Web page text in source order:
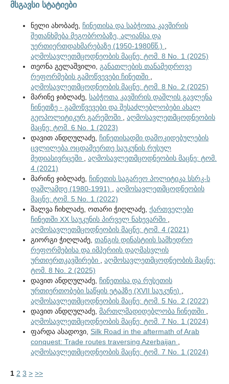
მსგავსი სტატიები
ნელი ახობაძე, ჩინეთისა და საბჭოთა კავშირის
შეთანხმება მეგობრობაზე, ალიანსა და
უერთიერთდახმარებაზე (1950-1980წწ.)
აღმოსავლეთმცოდნეობის მაცნე: ტომ. 8 No. 1 (2025)
თეონა გელაშვილი, განათლების თანამედროვე
რეფორმების გამოწვევები ჩინეთში
აღმოსავლეთმცოდნეობის მაცნე: ტომ. 8 No. 2 (2025)
მარინე ჯიბლაძე, საბჭოთა კავშირის დაშლის გავლენა
ჩინეთზე - გამოწვევები და შესაძლებლობები ახალ
გეოპოლიტიკურ გარემოში
აღმოსავლეთმცოდნეობის
მაცნე: ტომ. 6 No. 1 (2023)
დავით ანდღულაძე, ჩინეთისადმი დამოკიდებულების
ცვლილება ოცდამეერთე საუკუნის რუსულ
მედიასივრცეში
აღმოსავლეთმცოდნეობის მაცნე: ტომ.
4 (2021)
მარინე ჯიბლაძე, ჩინეთის საგარეო პოლიტიკა სსრკ-ს
დაშლამდე (1980-1991)
აღმოსავლეთმცოდნეობის
მაცნე: ტომ. 5 No. 1 (2022)
შალვა ჩიხლაძე, ოთარი ჭიღლაძე, ქართველები
ჩინეთში XX საუკუნის პირველ ნახევარში
აღმოსავლეთმცოდნეობის მაცნე: ტომ. 4 (2021)
გიორგი ჭიღლაძე, თანგის დინასტიის სამხედრო
რეფორმებისა და იმპერიის დაღმასვლის
ურთიერთკავშირები
აღმოსავლეთმცოდნეობის მაცნე:
ტომ. 8 No. 2 (2025)
დავით ანდღულაძე, ჩინეთისა და რუსეთის
ურთიერთობები საწყის ეტაპზე (XVII საუკუნე)
აღმოსავლეთმცოდნეობის მაცნე: ტომ. 5 No. 2 (2022)
დავით ანდღულაძე, მართლმადიდებლობა ჩინეთში
აღმოსავლეთმცოდნეობის მაცნე: ტომ. 7 No. 1 (2024)
ფარდა ასადოვი, Silk Road in the aftermath of Arab
conquest: Trade routes traversing Azerbaijan
აღმოსავლეთმცოდნეობის მაცნე: ტომ. 7 No. 1 (2024)
1 2 3 > >>